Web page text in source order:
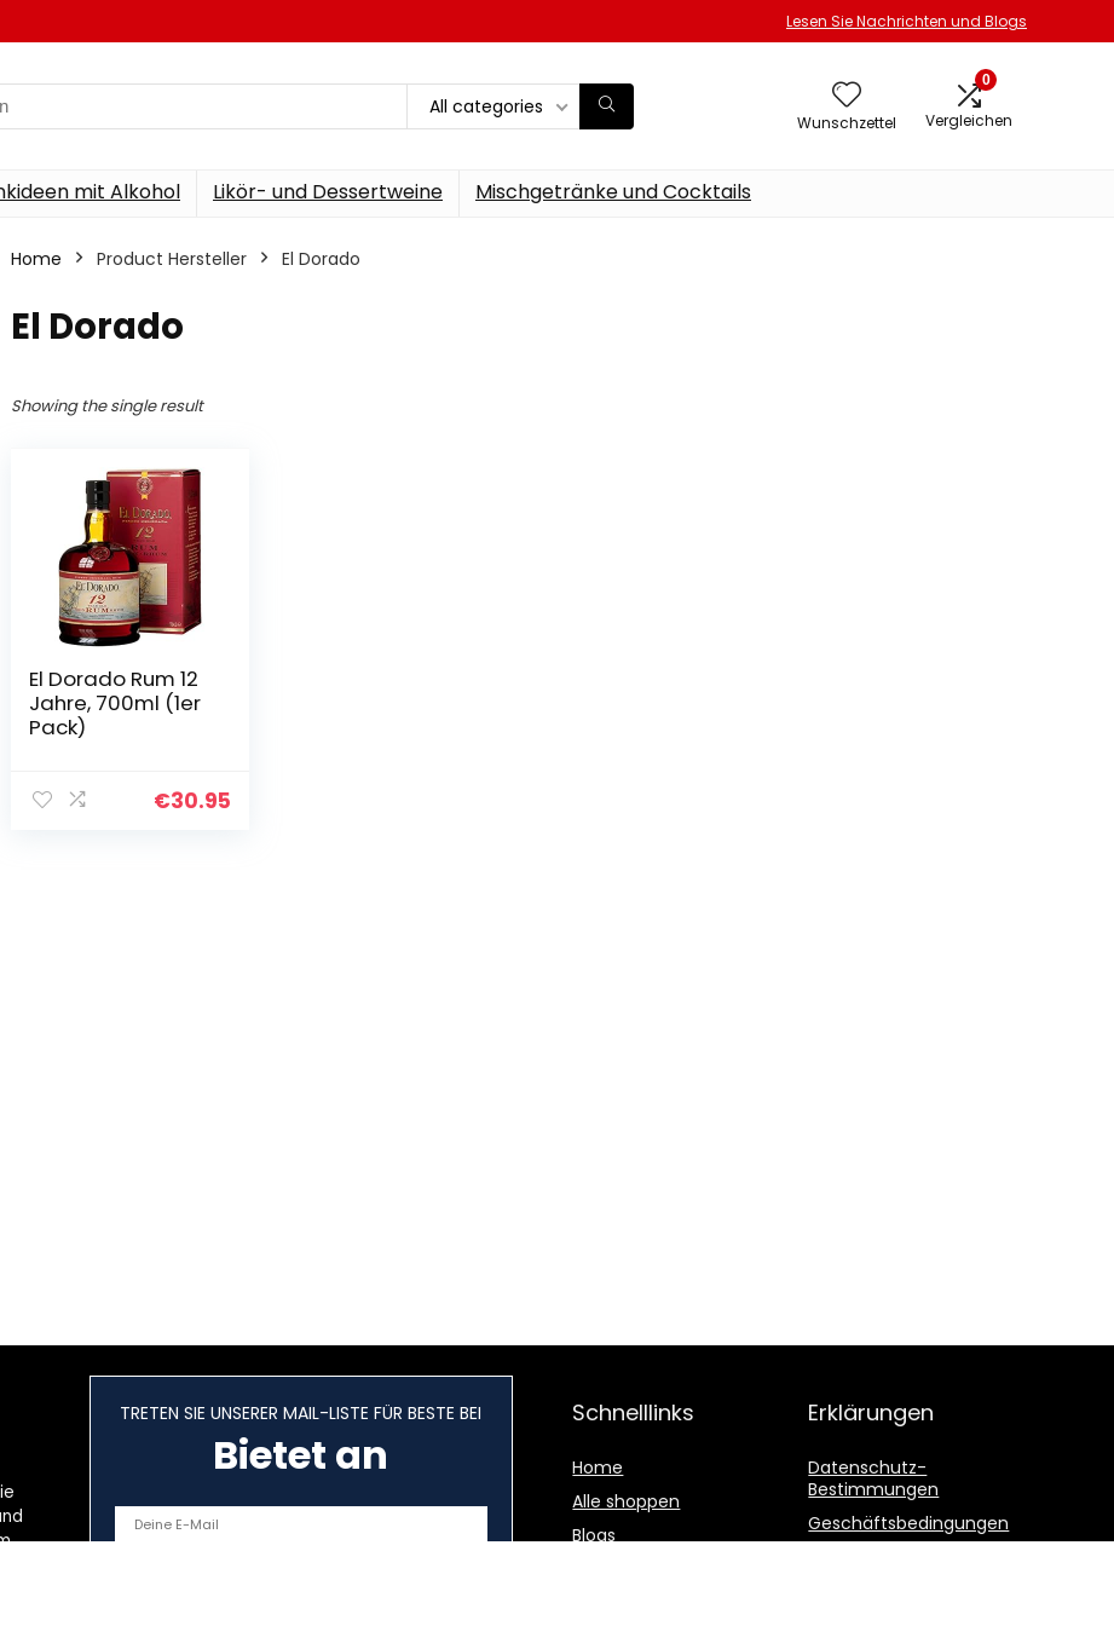
Lesen Sie Nachrichten und Blogs
All categories
Wunschzettel
0
Vergleichen
mit Alkohol Likör- und Dessertweine Mischgetränke und Cocktails
Home Product Hersteller ‎El Dorado
‎El Dorado
Showing the single result
El Dorado Rum 12
Jahre, 700ml (1er
Pack)
€30.95
TRETEN SIE UNSERER MAIL-LISTE FÜR BESTE BEI
Bietet an
Schnelllinks
Home
Alle shoppen
Blogs
Erklärungen
Datenschutz-
Bestimmungen
Geschäftsbedingungen